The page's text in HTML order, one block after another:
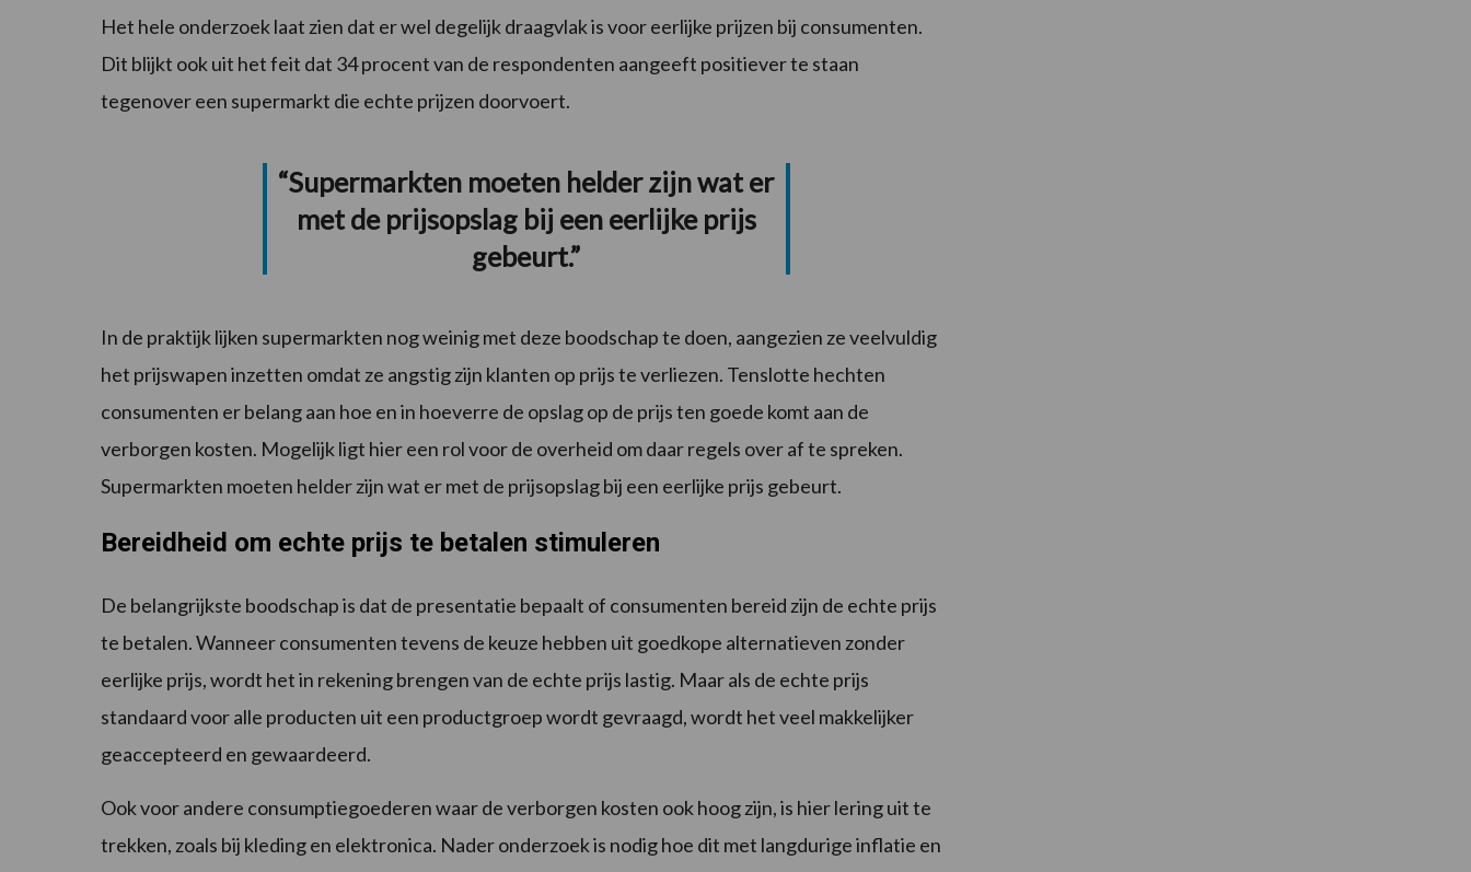
Het hele onderzoek laat zien dat er wel degelijk draagvlak is voor eerlijke prijzen bij consumenten.
Dit blijkt ook uit het feit dat 34 procent van de respondenten aangeeft positiever te staan
tegenover een supermarkt die echte prijzen doorvoert.
“Supermarkten moeten helder zijn wat er
met de prijsopslag bij een eerlijke prijs
gebeurt.”
In de praktijk lijken supermarkten nog weinig met deze boodschap te doen, aangezien ze veelvuldig
het prijswapen inzetten omdat ze angstig zijn klanten op prijs te verliezen. Tenslotte hechten
consumenten er belang aan hoe en in hoeverre de opslag op de prijs ten goede komt aan de
verborgen kosten. Mogelijk ligt hier een rol voor de overheid om daar regels over af te spreken.
Supermarkten moeten helder zijn wat er met de prijsopslag bij een eerlijke prijs gebeurt.
Bereidheid om echte prijs te betalen stimuleren
De belangrijkste boodschap is dat de presentatie bepaalt of consumenten bereid zijn de echte prijs
te betalen. Wanneer consumenten tevens de keuze hebben uit goedkope alternatieven zonder
eerlijke prijs, wordt het in rekening brengen van de echte prijs lastig. Maar als de echte prijs
standaard voor alle producten uit een productgroep wordt gevraagd, wordt het veel makkelijker
geaccepteerd en gewaardeerd.
Ook voor andere consumptiegoederen waar de verborgen kosten ook hoog zijn, is hier lering uit te
trekken, zoals bij kleding en elektronica. Nader onderzoek is nodig hoe dit met langdurige inflatie en